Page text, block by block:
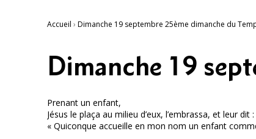
Accueil › Dimanche 19 septembre 25ème dimanche du
Dimanche 19
Prenant un enfant,
Jésus le plaça au milieu d’eux, l’embrassa, et leur dit :
« Quiconque accueille en mon nom un enfant